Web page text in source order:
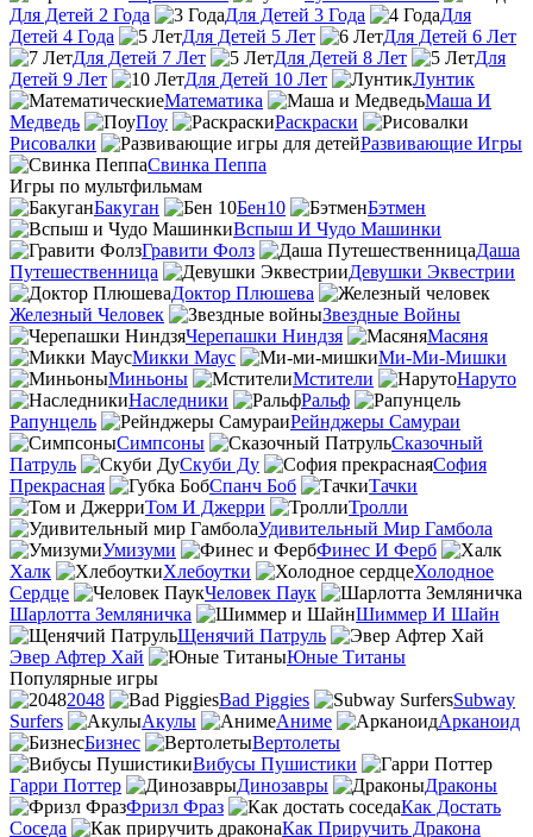
Для Детей 2 Года
Для Детей 3 Года
Для
Детей 4 Года
Для Детей 5 Лет
Для Детей 6 Лет
Для Детей 7 Лет
Для Детей 8 Лет
Для
Детей 9 Лет
Для Детей 10 Лет
Лунтик
Математика
Маша И
Медведь
Поу
Раскраски
Рисовалки
Развивающие Игры
Свинка Пеппа
Игры по мультфильмам
Бакуган
Бен10
Бэтмен
Вспыш И Чудо Машинки
Гравити Фолз
Даша
Путешественница
Девушки Эквестрии
Доктор Плюшева
Железный Человек
Звездные Войны
Черепашки Ниндзя
Масяня
Микки Маус
Ми-Ми-Мишки
Миньоны
Мстители
Наруто
Наследники
Ральф
Рапунцель
Рейнджеры Самураи
Симпсоны
Сказочный
Патруль
Скуби Ду
София
Прекрасная
Спанч Боб
Тачки
Том И Джерри
Тролли
Удивительный Мир Гамбола
Умизуми
Финес И Ферб
Халк
Хлебоутки
Холодное
Сердце
Человек Паук
Шарлотта Земляничка
Шиммер И Шайн
Щенячий Патруль
Эвер Афтер Хай
Юные Титаны
Популярные игры
2048
Bad Piggies
Subway
Surfers
Акулы Аниме
Арканоид
Бизнес
Вертолеты
Вибусы Пушистики
Гарри Поттер
Динозавры
Драконы
Фризл Фраз
Как Достать
Соседа
Как Приручить Дракона